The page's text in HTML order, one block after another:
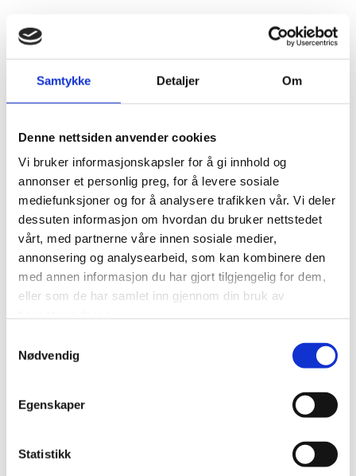
Samtykke Detaljer Om
Denne nettsiden anvender cookies
Vi bruker informasjonskapsler for å gi innhold og
annonser et personlig preg, for å levere sosiale
mediefunksjoner og for å analysere trafikken vår. Vi deler
dessuten informasjon om hvordan du bruker nettstedet
vårt, med partnerne våre innen sosiale medier,
annonsering og analysearbeid, som kan kombinere den
med annen informasjon du har gjort tilgjengelig for dem,
eller som de har samlet inn gjennom din bruk av
Nødvendig
Egenskaper
Statistikk
Formål:
Utvikle og forbedre nettstedet gjennom å forstå
hvordan det anvendes.
Gjøre det lettere for deg å navigere på nettstedet.
Gjøre det mulig for systemet å kjenne igjen faste
brukere for å kunne tilpasse tjenestene.
Iblant anvender vi tredjepartsinformasjonskapsler fra
andre firma for å gjøre markedsundersøkelser og
trafikkmålinger, og for å forbedre funksjonaliteten på
nettstedet.
Slik forhindrer du at informasjonskapsler lagres
Du kan slette informasjonskapsler fra din harddisk når som
forsvinner. Du kan også endre innstillingene i din nettleser
slik at den ikke tillater at informasjonskapsler lagres på din
visse websider, kan forhindre tilgang til medlemssider og
gjøre at deler av innhold og enkelte funksjoner ikke blir